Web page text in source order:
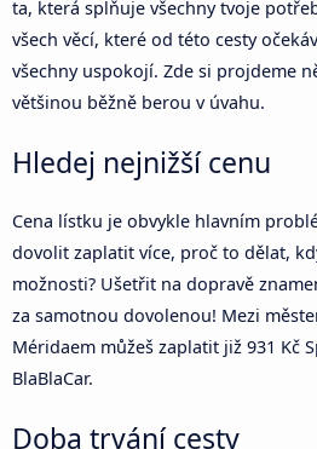
ta, která splňuje všechny tvoje
všech věcí, které od této cesty
všechny uspokojí. Zde si projdeme
většinou běžně berou v úvahu.
Hledej nejnižší cenu
Cena lístku je obvykle hlavním
dovolit zaplatit více, proč to dělat,
možnosti? Ušetřit na dopravě
za samotnou dovolenou! Mezi
Méridaem můžeš zaplatit již 931 Kč
BlaBlaCar.
Doba trvání cesty